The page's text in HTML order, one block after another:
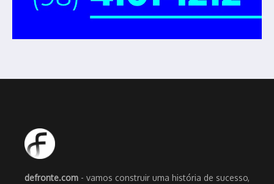
defronte.com - vamos construir uma história de sucesso,